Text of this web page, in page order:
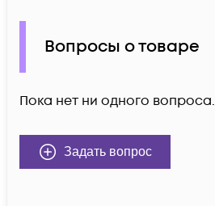
Вопросы о товаре
Пока нет ни одного вопроса.
Задать вопрос